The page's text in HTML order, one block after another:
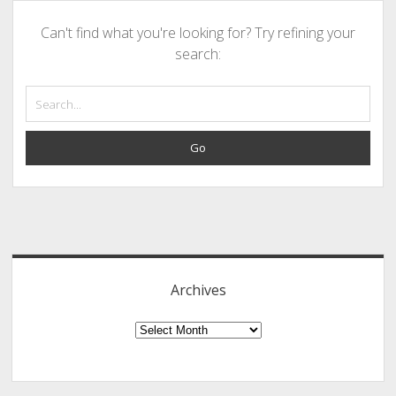
Can't find what you're looking for? Try refining your
search:
Search
Archives
Archives